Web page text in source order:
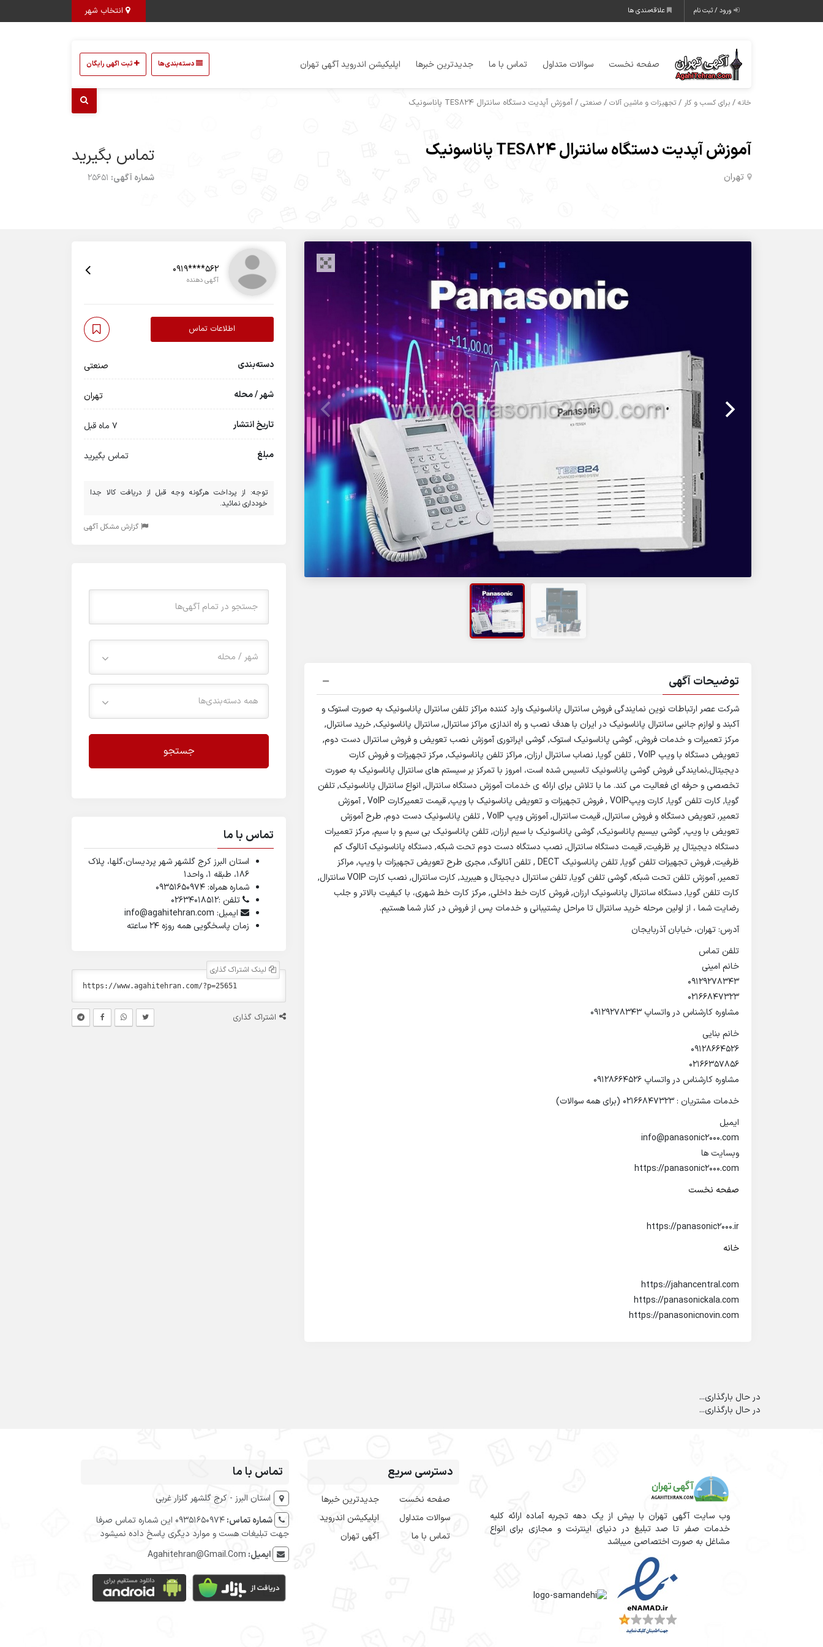
انتخاب شهر ورود / ثبت نام علاقه‌مندی ها
صفحه نخست سوالات متداول تماس با ما جدیدترین خبرها اپلیکیشن اندروید آگهی تهران دسته‌بندی‌ها ثبت اگهی رایگان
خانه / برای کسب و کار / تجهیزات و ماشین آلات / صنعتی / آموزش آپدیت دستگاه سانترال TES824 پاناسونیک
آموزش آپدیت دستگاه سانترال TES824 پاناسونیک
تهران
تماس بگیرید
شماره آگهی: 25651
توضیحات آگهی
شرکت عصر ارتباطات نوین نمایندگی فروش سانترال پاناسونیک وارد کننده مراکز تلفن سانترال پاناسونیک به صورت استوک و
آکبند و لوازم جانبی سانترال پاناسونیک در ایران با هدف نصب و راه اندازی مراکز سانترال, سانترال پاناسونیک, خرید سانترال,
مرکز تعمیرات و خدمات فروش, گوشی پاناسونیک استوک, گوشی اپراتوری آموزش نصب تعویض و فروش سانترال دست دوم,
تعویض دستگاه با ویپ VoIP , تلفن گویا, نصاب سانترال ارزان, مراکز تلفن پاناسونیک, مرکز تجهیزات و فروش کارت
دیجیتال,نمایندگی فروش گوشی پاناسونیک تاسیس شده است، امروز با تمرکز بر سیستم های سانترال پاناسونیک به صورت
تخصصی و حرفه ای فعالیت می کند. ما با تلاش برای ارائه ی خدمات آموزش دستگاه سانترال, انواع سانترال پاناسونیک, تلفن
گویا, کارت تلفن گویا, کارت ویپVOIP , فروش تجهیزات و تعویض پاناسونیک با ویپ, قیمت تعمیرکارت VoIP , آموزش
تعمیر, تعویض دستگاه و فروش سانترال, قیمت سانترال, آموزش ویپ VoIP , تلفن پاناسونیک دست دوم, طرح آموزش
تعویض با ویپ, گوشی بیسیم پاناسونیک, گوشی پاناسونیک با سیم ارزان, تلفن پاناسونیک بی سیم و با سیم, مرکز تعمیرات
دستگاه دیجیتال پر ظرفیت, قیمت دستگاه سانترال, نصب دستگاه دست دوم تحت شبکه, دستگاه پاناسونیک آنالوگ کم
ظرفیت, فروش تجهیزات تلفن گویا, تلفن پاناسونیک DECT , تلفن آنالوگ, مجری طرح تعویض تجهیزات با ویپ, مراکز
تعمیر, آموزش تلفن تحت شبکه, گوشی تلفن گویا, تلفن سانترال دیجیتال و هیبرید, کارت سانترال, نصب کارت VOIP سانترال,
کارت تلفن گویا, دستگاه سانترال پاناسونیک ارزان, فروش کارت خط داخلی, مرکز کارت خط شهری، با کیفیت بالاتر و جلب
رضایت شما ، از اولین مرحله خرید سانترال تا مراحل پشتیبانی و خدمات پس از فروش در کنار شما هستیم.
آدرس: تهران، خیابان آذربایجان
تلفن تماس
خانم امینی
09129278343
02166847323
مشاوره کارشناس در واتساپ ۰۹۱۲۹۲۷۸۳۴۳
خانم بنایی
09128664526
02166357856
مشاوره کارشناس در واتساپ ۰۹۱۲۸۶۶۴۵۲۶
خدمات مشتریان : 02166847323 (برای همه سوالات)
ایمیل
info@panasonic2000.com
وبسایت ها
https://panasonic2000.com
صفحه نخست
https://panasonic2000.ir
خانه
https://jahancentral.com
https://panasonickala.com
https://panasonicnovin.com
0919****562
آگهی دهنده
اطلاعات تماس
دسته‌بندی صنعتی
شهر / محله تهران
تاریخ انتشار 7 ماه قبل
مبلغ تماس بگیرید
توجه: از پرداخت هرگونه وجه قبل از دریافت کالا جدا
خودداری نمائید.
گزارش مشکل آگهی
شهر / محله
همه دسته‌بندی‌ها
جستجو
تماس با ما
استان البرز کرج گلشهر شهر پردیسان،گلها، پلاک
۱۸۶، طبقه ۱، واحد1
شماره همراه: 09351650974
تلفن :02634018512
ایمیل: info@agahitehran.com
زمان پاسخگویی همه روزه 24 ساعته
لینک اشتراک گذاری
اشتراک گذاری
در حال بارگذاری...
در حال بارگذاری...
وب سایت آگهی تهران با بیش از یک دهه تجربه آماده ارائه کلیه
خدمات صفر تا صد تبلیغ در دنیای اینترنت و مجازی برای انواع
مشاغل به صورت اختصاصی میباشد
دسترسی سریع
صفحه نخست
سوالات متداول
تماس با ما
جدیدترین خبرها
اپلیکیشن اندروید
آگهی تهران
تماس با ما
استان البرز - کرج گلشهر گلزار غربی
شماره تماس:
09351650974 این شماره تماس صرفا
جهت تبلیغات هست و موارد دیگری پاسخ داده نمیشود
ایمیل: Agahitehran@Gmail.Com